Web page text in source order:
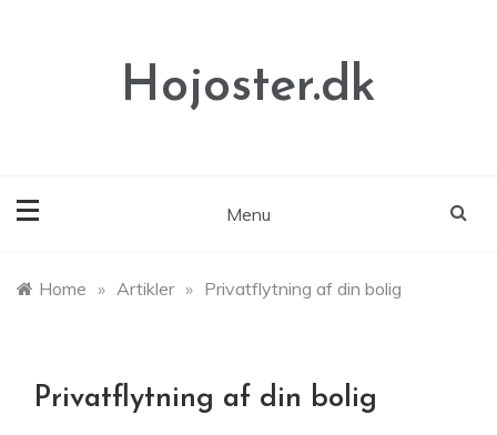
Hojoster.dk
Menu
Home » Artikler » Privatflytning af din bolig
Privatflytning af din bolig